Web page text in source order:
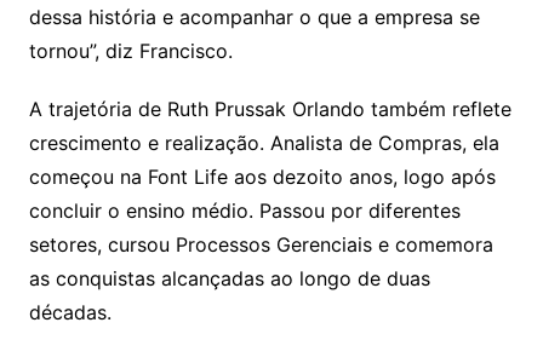
dessa história e acompanhar o que a empresa se
tornou”, diz Francisco.
A trajetória de Ruth Prussak Orlando também reflete
crescimento e realização. Analista de Compras, ela
começou na Font Life aos dezoito anos, logo após
concluir o ensino médio. Passou por diferentes
setores, cursou Processos Gerenciais e comemora
as conquistas alcançadas ao longo de duas
décadas.